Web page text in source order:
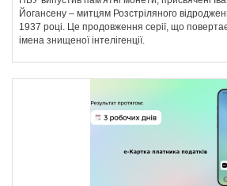
Йогансену – митцям Розстріляного
1937 році. Це продовження серії, що повертає
імена знищеної інтелігенції.